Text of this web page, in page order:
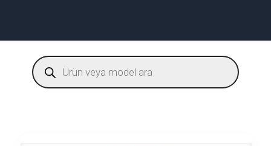
Products
search